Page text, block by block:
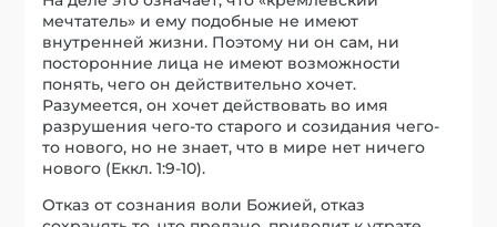
мечтатель» и ему подобные не имеют
внутренней жизни. Поэтому ни он сам, ни
посторонние лица не имеют возможности
понять, чего он действительно хочет.
Разумеется, он хочет действовать во имя
разрушения чего-то старого и созидания чего-
то нового, но не знает, что в мире нет ничего
нового (Еккл. 1:9-10).
Отказ от сознания воли Божией, отказ